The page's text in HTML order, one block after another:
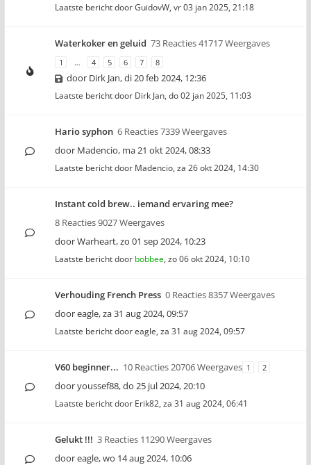
Laatste bericht doorGuidovW, vr 03 jan 2025, 21:18
Waterkoker en geluid 73 Reacties 41717 Weergaves
1 … 4 5 6 7 8
door Dirk Jan,di 20 feb 2024, 12:36
Laatste bericht door Dirk Jan, do 02 jan 2025, 11:03
Hario syphon 6 Reacties 7339 Weergaves
door Madencio, ma 21 okt 2024, 08:33
Laatste bericht door Madencio, za 26 okt 2024, 14:30
Instant cold brew.. iemand ervaring mee?
8 Reacties 9027 Weergaves
doorWarheart,zo 01 sep 2024, 10:23
Laatste bericht door bobbee, zo 06 okt 2024, 10:10
Verhouding French Press 0 Reacties 8357 Weergaves
dooreagle,za 31 aug 2024, 09:57
Laatste bericht dooreagle, za 31 aug 2024, 09:57
V60 beginner... 10 Reacties 20706 Weergaves 1 2
dooryoussef88,do 25 jul 2024, 20:10
Laatste bericht door Erik82, za 31 aug 2024, 06:41
Gelukt !!! 3 Reacties 11290 Weergaves
dooreagle,wo 14 aug 2024, 10:06